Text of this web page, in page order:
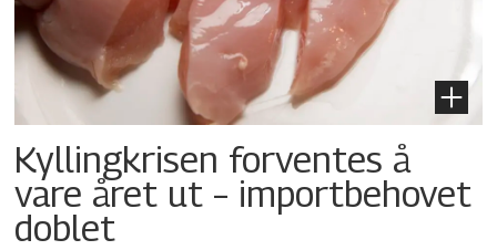
Kyllingkrisen forventes å
vare året ut – importbehovet
doblet